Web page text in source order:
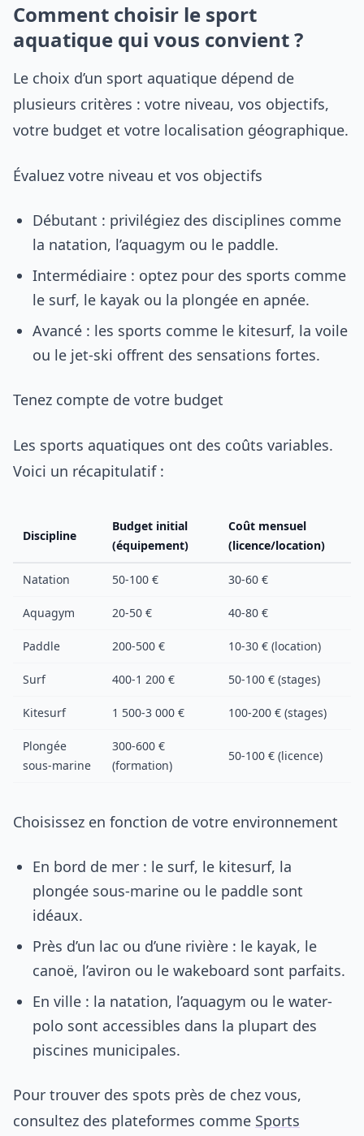
Comment choisir le sport
aquatique qui vous convient ?
Le choix d’un sport aquatique dépend de
plusieurs critères : votre niveau, vos objectifs,
votre budget et votre localisation géographique.
Évaluez votre niveau et vos objectifs
Débutant : privilégiez des disciplines comme
la natation, l’aquagym ou le paddle.
Intermédiaire : optez pour des sports comme
le surf, le kayak ou la plongée en apnée.
Avancé : les sports comme le kitesurf, la voile
ou le jet-ski offrent des sensations fortes.
Tenez compte de votre budget
Les sports aquatiques ont des coûts variables.
Voici un récapitulatif :
Discipline
Budget initial
(équipement)
Coût mensuel
(licence/location)
Natation 50-100 € 30-60 €
Aquagym 20-50 € 40-80 €
Paddle 200-500 € 10-30 € (location)
Surf 400-1 200 € 50-100 € (stages)
Kitesurf 1 500-3 000 € 100-200 € (stages)
Plongée
sous-marine
300-600 €
(formation)
50-100 € (licence)
Choisissez en fonction de votre environnement
En bord de mer : le surf, le kitesurf, la
plongée sous-marine ou le paddle sont
idéaux.
Près d’un lac ou d’une rivière : le kayak, le
canoë, l’aviron ou le wakeboard sont parfaits.
En ville : la natation, l’aquagym ou le water-
polo sont accessibles dans la plupart des
piscines municipales.
Pour trouver des spots près de chez vous,
consultez des plateformes comme Sports